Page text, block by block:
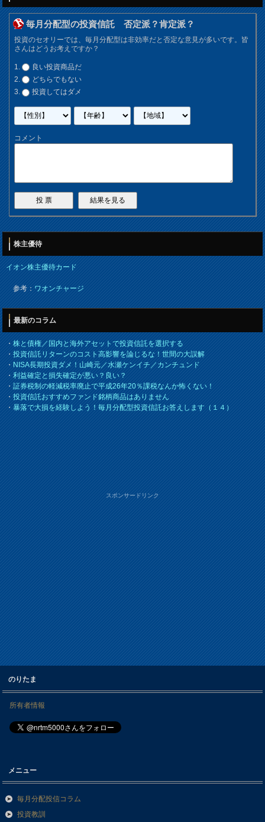
毎月分配型の投資信託 否定派？肯定派？
投資のセオリーでは、毎月分配型は非効率だと否定な意見が多いです。皆
さんはどうお考えですか？
良い投資商品だ
どちらでもない
投資してはダメ
コメント
株主優待
イオン株主優待カード
参考：ワオンチャージ
最新のコラム
・株と債権／国内と海外アセットで投資信託を選択する
・投資信託リターンのコスト高影響を論じるな！世間の大誤解
・NISA長期投資ダメ！山崎元／水瀬ケンイチ／カンチュンド
・利益確定と損失確定が悪い？良い？
・証券税制の軽減税率廃止で平成26年20％課税なんか怖くない！
・投資信託おすすめファンド銘柄商品はありません
・暴落で大損を経験しよう！毎月分配型投資信託お答えします（１４）
スポンサードリンク
のりたま
所有者情報
メニュー
毎月分配投信コラム
投資教訓